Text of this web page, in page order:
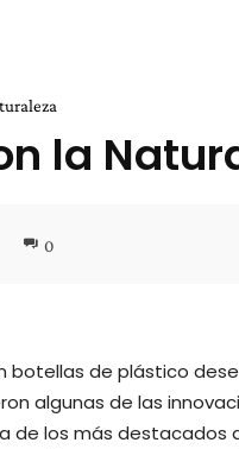
la
0
botellas de plástico
algunas de las
de los más destacados